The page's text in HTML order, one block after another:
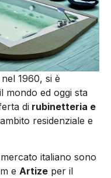
1960, si è
mondo ed oggi sta
di rubinetteria e
residenziale e
italiano sono
e Artize per il